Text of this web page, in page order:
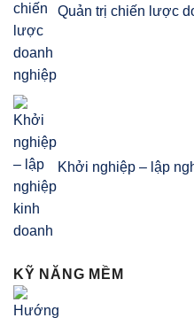
Quản trị chiến lược
Khởi nghiệp – lập
KỸ NĂNG MỀM